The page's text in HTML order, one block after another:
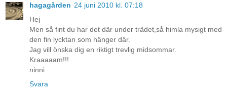
hagagården 24 juni 2010 kl. 07:18
Hej
Men så fint du har det där under trädet,så himla mysigt med
den fin lycktan som hänger där.
Jag vill önska dig en riktigt trevlig midsommar.
Kraaaaam!!!
ninni
Svara